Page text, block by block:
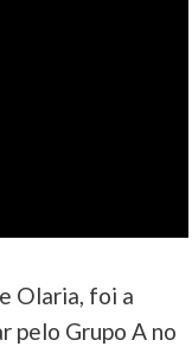
Olaria, foi a
pelo Grupo A no